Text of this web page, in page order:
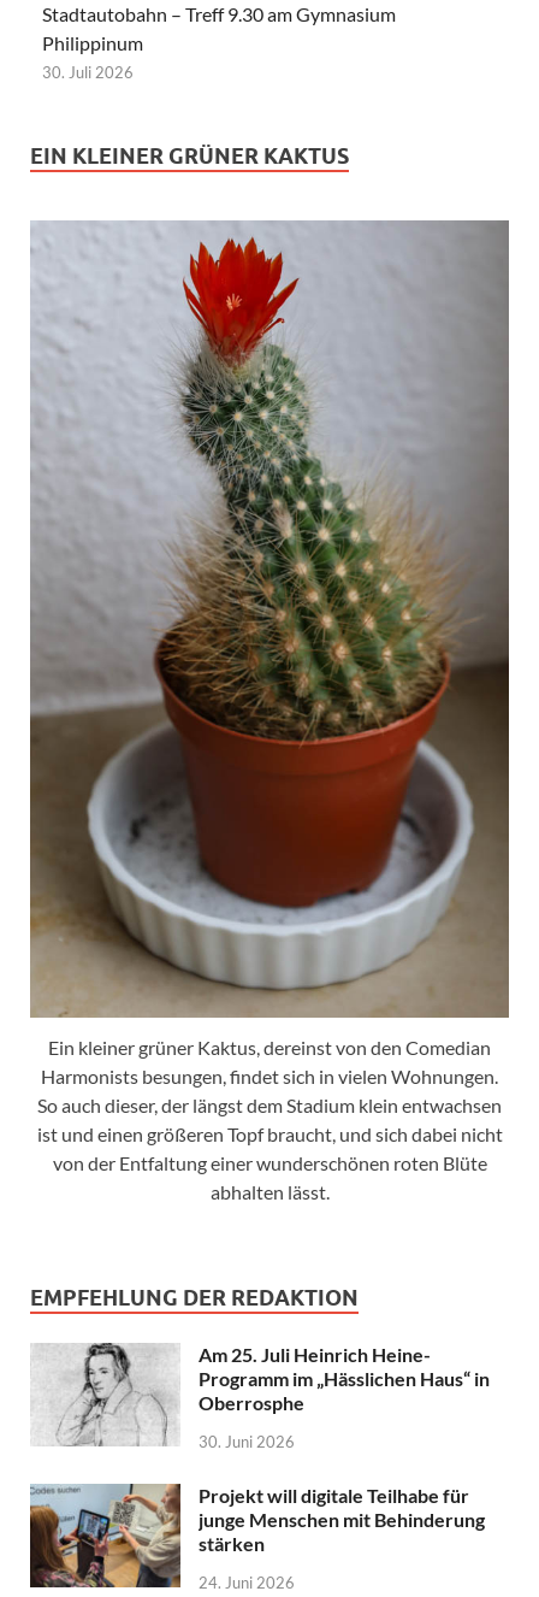
Stadtautobahn – Treff 9.30 am Gymnasium
Philippinum
30. Juli 2026
EIN KLEINER GRÜNER KAKTUS
Ein kleiner grüner Kaktus, dereinst von den Comedian
Harmonists besungen, findet sich in vielen Wohnungen.
So auch dieser, der längst dem Stadium klein entwachsen
ist und einen größeren Topf braucht, und sich dabei nicht
von der Entfaltung einer wunderschönen roten Blüte
abhalten lässt.
EMPFEHLUNG DER REDAKTION
Am 25. Juli Heinrich Heine-
Programm im „Hässlichen Haus“ in
Oberrosphe
30. Juni 2026
Projekt will digitale Teilhabe für
junge Menschen mit Behinderung
stärken
24. Juni 2026